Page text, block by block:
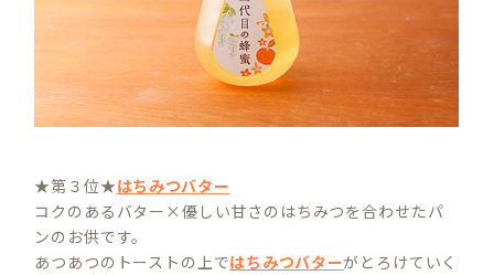
★第３位★はちみつバター
コクのあるバター×優しい甘さのはちみつを合わせたパ
ンのお供です。
あつあつのトーストの上ではちみつバターがとろけていく